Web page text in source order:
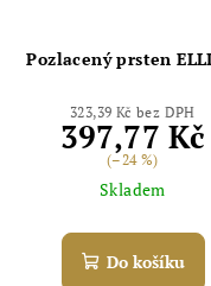
Pozlacený prsten
323,39 Kč bez DPH
397,77 Kč
(–24 %)
Skladem
Do košíku